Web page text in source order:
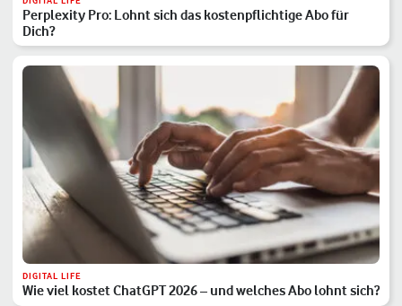
Perplexity Pro: Lohnt sich das kostenpflichtige Abo für
Dich?
DIGITAL LIFE
Wie viel kostet ChatGPT 2026 – und welches Abo lohnt sich?